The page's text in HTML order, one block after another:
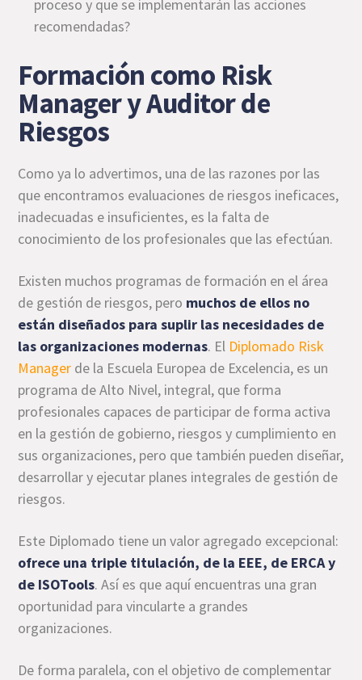
proceso y que se implementarán las acciones
recomendadas?
Formación como Risk
Manager y Auditor de
Riesgos
Como ya lo advertimos, una de las razones por las
que encontramos evaluaciones de riesgos ineficaces,
inadecuadas e insuficientes, es la falta de
conocimiento de los profesionales que las efectúan.
Existen muchos programas de formación en el área
de gestión de riesgos, pero muchos de ellos no
están diseñados para suplir las necesidades de
las organizaciones modernas. El Diplomado Risk
Manager de la Escuela Europea de Excelencia, es un
programa de Alto Nivel, integral, que forma
profesionales capaces de participar de forma activa
en la gestión de gobierno, riesgos y cumplimiento en
sus organizaciones, pero que también pueden diseñar,
desarrollar y ejecutar planes integrales de gestión de
riesgos.
Este Diplomado tiene un valor agregado excepcional:
ofrece una triple titulación, de la EEE, de ERCA y
de ISOTools. Así es que aquí encuentras una gran
oportunidad para vincularte a grandes
organizaciones.
De forma paralela, con el objetivo de complementar